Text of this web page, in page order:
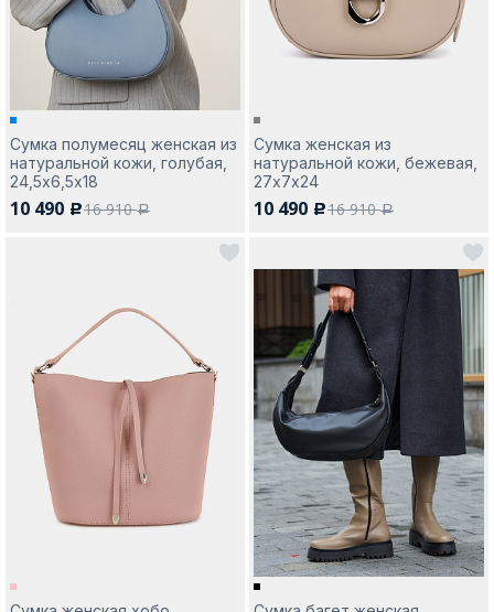
Сумка полумесяц женская из
натуральной кожи, голубая,
24,5х6,5х18
10 490 c16 910a
Сумка женская из
натуральной кожи, бежевая,
27х7х24
10 490 c16 910a